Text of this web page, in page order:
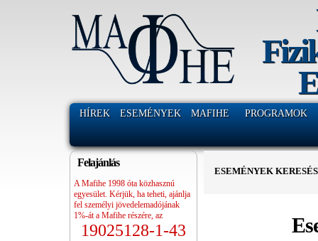
HÍREK ESEMÉNYEK MAFIHE PROGRAMOK
Felajánlás
A Mafihe 1998 óta közhasznú
egyesület. Kérjük, ha teheti, ajánlja
fel személyi jövedelemadójának
1%-át a Mafihe részére, az
19025128-1-43
ESEMÉNYEK